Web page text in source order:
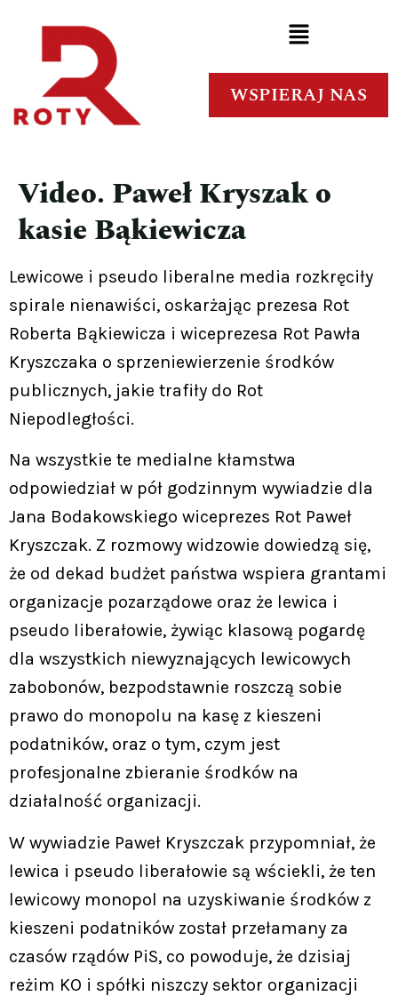
WSPIERAJ NAS
Video. Paweł Kryszak o
kasie Bąkiewicza
Lewicowe i pseudo liberalne media rozkręciły
spirale nienawiści, oskarżając prezesa Rot
Roberta Bąkiewicza i wiceprezesa Rot Pawła
Kryszczaka o sprzeniewierzenie środków
publicznych, jakie trafiły do Rot
Niepodległości.
Na wszystkie te medialne kłamstwa
odpowiedział w pół godzinnym wywiadzie dla
Jana Bodakowskiego wiceprezes Rot Paweł
Kryszczak. Z rozmowy widzowie dowiedzą się,
że od dekad budżet państwa wspiera grantami
organizacje pozarządowe oraz że lewica i
pseudo liberałowie, żywiąc klasową pogardę
dla wszystkich niewyznających lewicowych
zabobonów, bezpodstawnie roszczą sobie
prawo do monopolu na kasę z kieszeni
podatników, oraz o tym, czym jest
profesjonalne zbieranie środków na
działalność organizacji.
W wywiadzie Paweł Kryszczak przypomniał, że
lewica i pseudo liberałowie są wściekli, że ten
lewicowy monopol na uzyskiwanie środków z
kieszeni podatników został przełamany za
czasów rządów PiS, co powoduje, że dzisiaj
reżim KO i spółki niszczy sektor organizacji